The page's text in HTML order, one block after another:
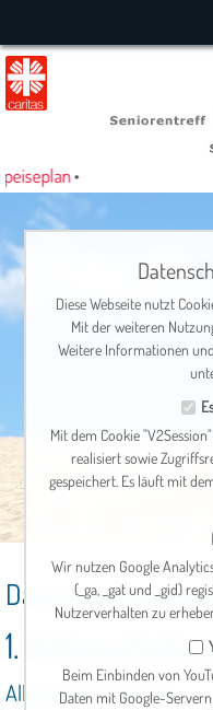
•
1. Datenschutz
Allgemeine Hinweise
Diese Webseite nutzt
Mit der weiteren
Weitere Informationen
Mit dem Cookie
realisiert sowie
gespeichert. Es läuft mit
Wir nutzen Google
(_ga, _gat und _gid)
Nutzerverhalten zu
Beim Einbinden von
Daten mit Google-